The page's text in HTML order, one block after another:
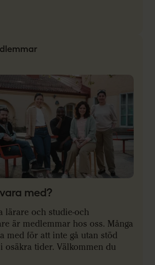
med?
lärare och studie-och
är medlemmar hos oss. Många
med för att inte gå utan stöd
osäkra tider. Välkommen du